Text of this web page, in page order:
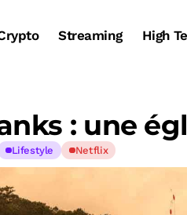
Streaming High
: une
Lifestyle Netflix